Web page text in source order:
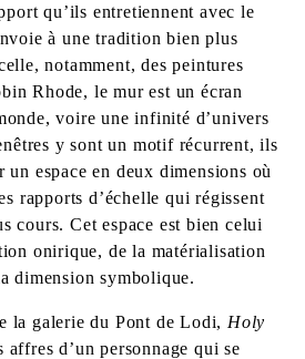
qu’ils entretiennent avec le
à une tradition bien plus
notamment, des peintures
Rhode, le mur est un écran
voire une infinité d’univers
y sont un motif récurrent, ils
un espace en deux dimensions où
rapports d’échelle qui régissent
cours. Cet espace est bien celui
onirique, de la matérialisation
dimension symbolique.
la galerie du Pont de Lodi, Holy
d’un personnage qui se